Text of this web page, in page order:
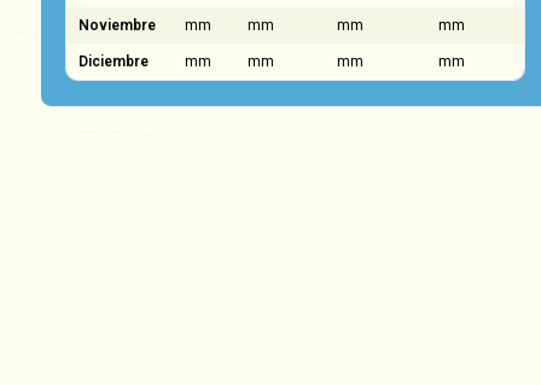
Noviembre mm mm mm mm
Diciembre mm mm mm mm